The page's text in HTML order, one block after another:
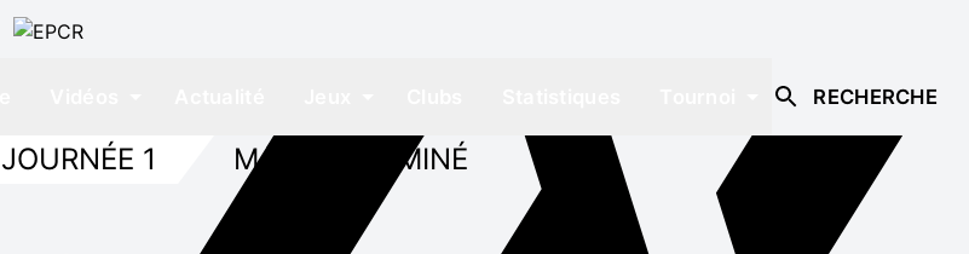
RECHERCHE
JOURNÉE 1 MATCH TERMINÉ